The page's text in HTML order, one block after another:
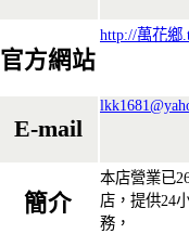
官方網站
http://萬花鄉
E-mail
簡介
本店營業已
店，提供24
務，